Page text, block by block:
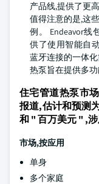
产品线,提供了更
值得注意的是,这
例。 Endeavor线
供了使用智能自
蓝牙连接的一体
热泵旨在提供多
住宅管道热泵市
报道,估计和预测
和 " 百万美元 " ,
市场,按应用
单身
多个家庭